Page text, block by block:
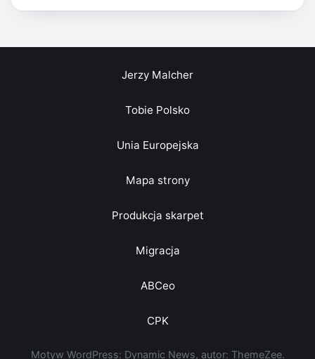
Jerzy Malcher
Tobie Polsko
Unia Europejska
Mapa strony
Produkcja skarpet
Migracja
ABCeo
CPK
Motyw WordPress: Dynamic News, autor: ThemeZee.